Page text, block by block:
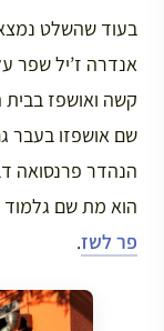
בעוד שהשלט
אנדרה ז’יל שפר
שם אושפזו בעבר
הוא מת שם גלמוד
פר לשז.